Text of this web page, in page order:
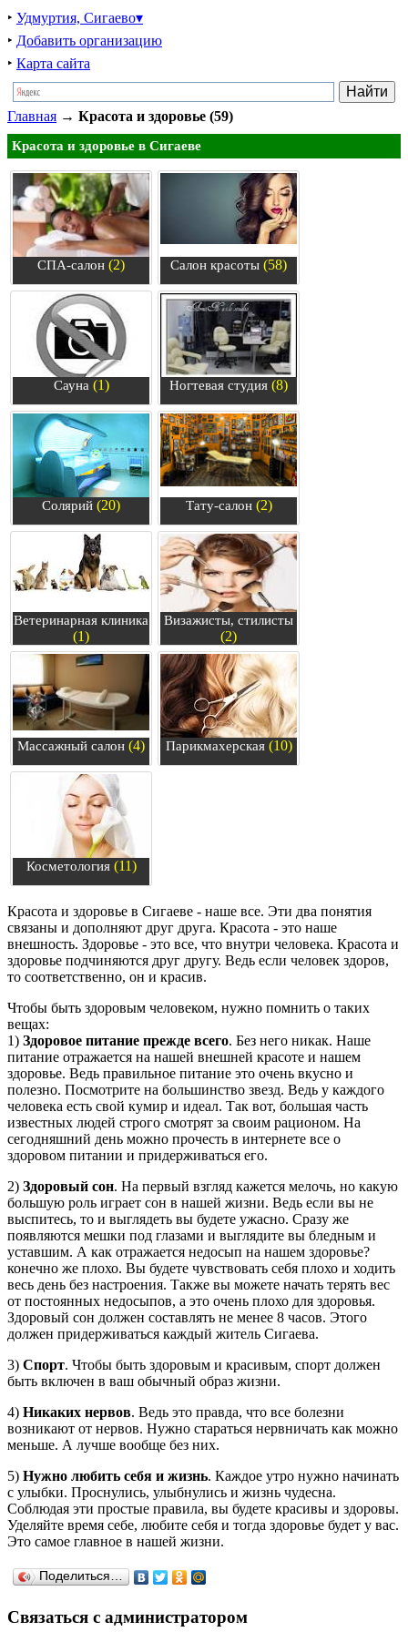
‣ Удмуртия, Сигаево▾
‣ Добавить организацию
‣ Карта сайта
Главная → Красота и здоровье (59)
Красота и здоровье в Сигаеве
СПА-салон (2) Салон красоты (58)
Сауна (1) Ногтевая студия (8)
Солярий (20) Тату-салон(2)
Ветеринарная клиника
(1)
Визажисты, стилисты
(2)
Массажный салон (4) Парикмахерская(10)
Косметология(11)
Красота и здоровье в Сигаеве - наше все. Эти два понятия
связаны и дополняют друг друга. Красота - это наше
внешность. Здоровье - это все, что внутри человека. Красота и
здоровье подчиняются друг другу. Ведь если человек здоров,
то соответственно, он и красив.
Чтобы быть здоровым человеком, нужно помнить о таких
вещах:
1) Здоровое питание прежде всего. Без него никак. Наше
питание отражается на нашей внешней красоте и нашем
здоровье. Ведь правильное питание это очень вкусно и
полезно. Посмотрите на большинство звезд. Ведь у каждого
человека есть свой кумир и идеал. Так вот, большая часть
известных людей строго смотрят за своим рационом. На
сегодняшний день можно прочесть в интернете все о
здоровом питании и придерживаться его.
2) Здоровый сон. На первый взгляд кажется мелочь, но какую
большую роль играет сон в нашей жизни. Ведь если вы не
выспитесь, то и выглядеть вы будете ужасно. Сразу же
появляются мешки под глазами и выглядите вы бледным и
уставшим. А как отражается недосып на нашем здоровье?
конечно же плохо. Вы будете чувствовать себя плохо и ходить
весь день без настроения. Также вы можете начать терять вес
от постоянных недосыпов, а это очень плохо для здоровья.
Здоровый сон должен составлять не менее 8 часов. Этого
должен придерживаться каждый житель Сигаева.
3) Спорт. Чтобы быть здоровым и красивым, спорт должен
быть включен в ваш обычный образ жизни.
4) Никаких нервов. Ведь это правда, что все болезни
возникают от нервов. Нужно стараться нервничать как можно
меньше. А лучше вообще без них.
5) Нужно любить себя и жизнь. Каждое утро нужно начинать
с улыбки. Проснулись, улыбнулись и жизнь чудесна.
Соблюдая эти простые правила, вы будете красивы и здоровы.
Уделяйте время себе, любите себя и тогда здоровье будет у вас.
Это самое главное в нашей жизни.
Поделиться…
Связаться с администратором